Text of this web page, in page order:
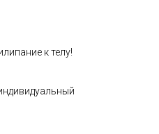
к телу!